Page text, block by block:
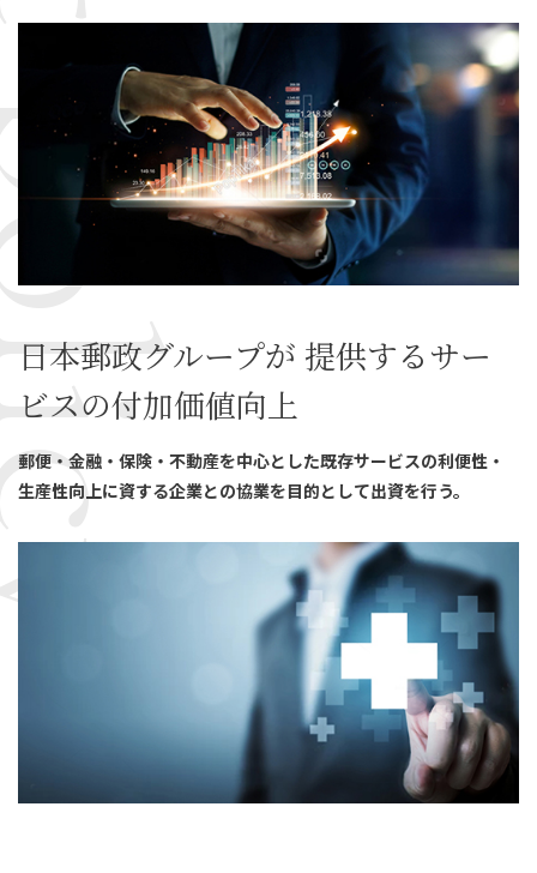
日本郵政グループが 提供するサー
ビスの付加価値向上
郵便・金融・保険・不動産を中心とした既存サービスの利便性・
生産性向上に資する企業との協業を目的として出資を行う。